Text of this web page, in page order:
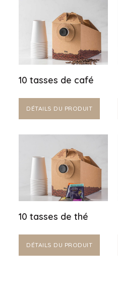
10 tasses de café
DÉTAILS DU PRODUIT
10 tasses de thé
DÉTAILS DU PRODUIT